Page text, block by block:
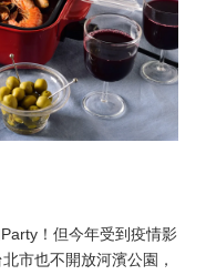
！但今年受到疫情影
市也不開放河濱公園，